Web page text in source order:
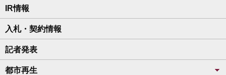
IR情報
入札・契約情報
記者発表
都市再生